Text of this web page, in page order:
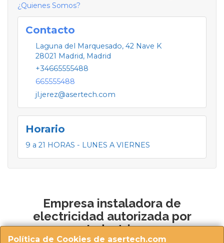
Política de Cookies de asertech.com
¿Quienes Somos?
Contacto
Laguna del Marquesado, 42 Nave K
28021 Madrid, Madrid
+34665555488
665555488
jl.jerez@asertech.com
Horario
9 a 21 HORAS - LUNES A VIERNES
Empresa instaladora de
electricidad autorizada por
Industria